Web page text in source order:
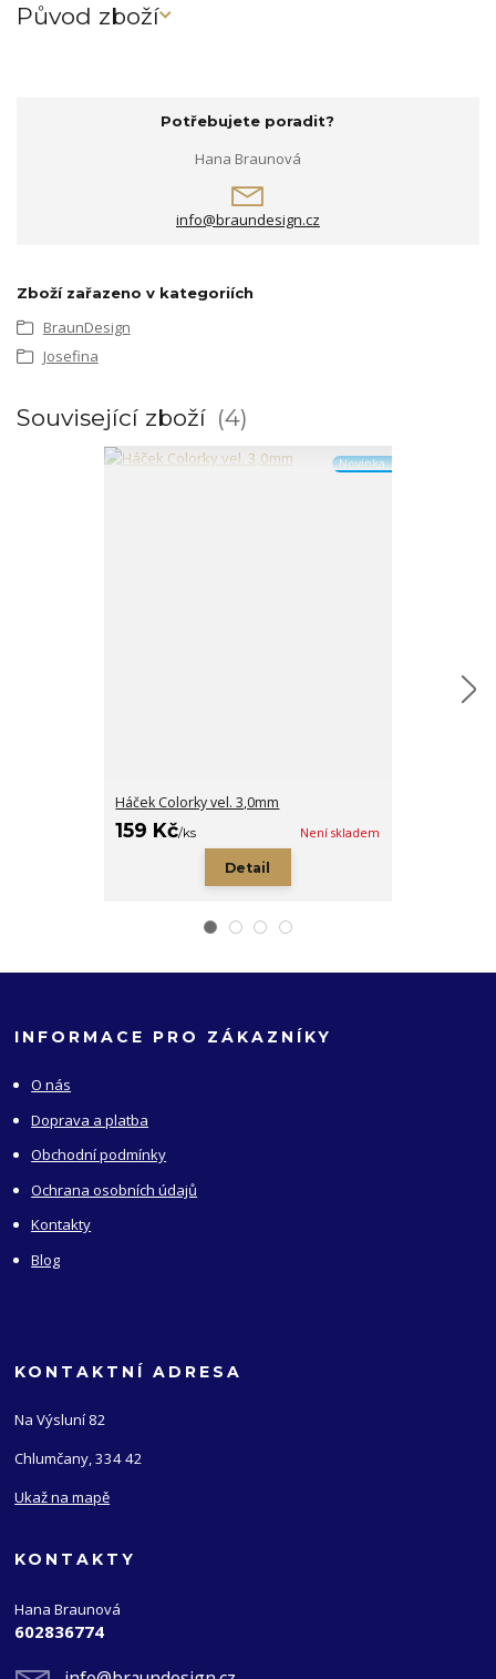
Původ zboží
Potřebujete poradit?
Hana Braunová
info@braundesign.cz
Zboží zařazeno v kategoriích
BraunDesign
Josefina
Související zboží 4
Novinka
Háček Colorky vel. 3,0mm
159 Kč/ks Není skladem
Detail
INFORMACE PRO ZÁKAZNÍKY
O nás
Doprava a platba
Obchodní podmínky
Ochrana osobních údajů
Kontakty
Blog
KONTAKTNÍ ADRESA
Na Výsluní 82
Chlumčany, 334 42
Ukaž na mapě
KONTAKTY
Hana Braunová
602836774